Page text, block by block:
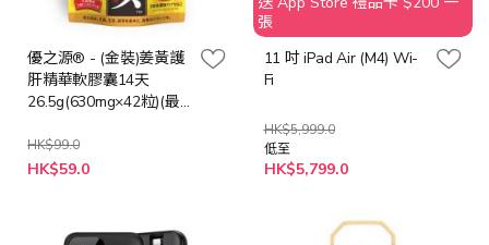
優之源® - (金裝)姜黃護
肝精華軟膠囊14天
26.5g(630mg×42粒)(最
HK$99.0
特
殊
HK$59.0
張
11 吋 iPad Air (M4) Wi-
Fi
HK$5,999.0
低至
HK$5,799.0